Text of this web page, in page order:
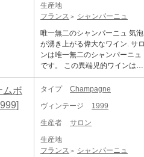
生産地
フランス
シャンパーニュ
唯一無二のシャンパーニュ 気泡
が湧き上がる偉大なワイン. サロ
ンは唯一無二のシャンパーニュ
です。 この異端児的ワインは、
すべてが「単一」という枠の中
で誕生しました。 エメ・サロン
ンパーニュは、単一のテロワー
ル（コート・デ・ブラン地区）
ール・オジェ村）で育つ、単一
ブドウ品種（シャルドネ）で造
ムボ
タイプ
Champagne
ヴィンテージ
1999
生産者
サロン
生産地
フランス
シャンパーニュ